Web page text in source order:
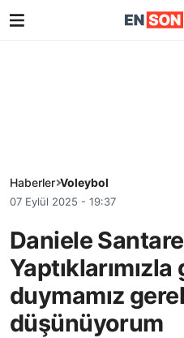
Haberler Voleybol
07 Eylül 2025 - 19:37
Daniele
duymamız
düşünüyorum